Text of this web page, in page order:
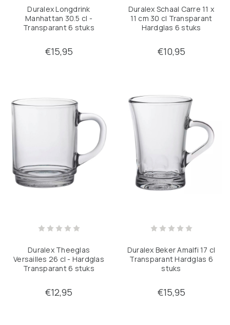
Duralex Longdrink
Manhattan 30.5 cl -
Transparant 6 stuks
€15,95
Duralex Schaal Carre 11 x
11 cm 30 cl Transparant
Hardglas 6 stuks
€10,95
Duralex Theeglas
Versailles 26 cl - Hardglas
Transparant 6 stuks
€12,95
Duralex Beker Amalfi 17 cl
Transparant Hardglas 6
stuks
€15,95